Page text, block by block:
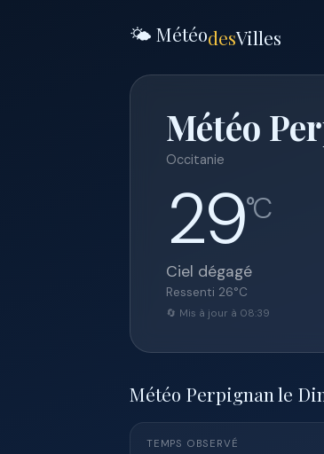
🌤️ MétéodesVilles
Météo
Occitanie
29°C
Ciel dégagé
Ressenti 26°C
🔄 Mis à jour à 08:39
Météo Perpignan le
TEMPS OBSERVÉ